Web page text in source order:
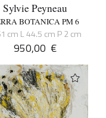
Sylvie Peyneau
BOTANICA PM 6
cm L 44.5 cm P 2 cm
950,00 €